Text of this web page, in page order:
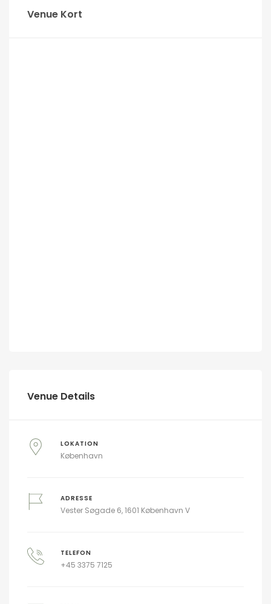
Venue Kort
Venue Details
LOKATION
København
ADRESSE
Vester Søgade 6, 1601 København V
TELEFON
+45 3375 7125